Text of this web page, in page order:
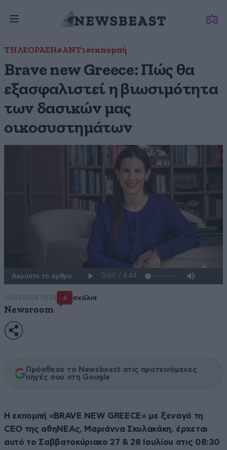
ΤΗΛΕΟΡΑΣΗ#ANT1#εκπομπή
Brave new Greece: Πώς θα
εξασφαλιστεί η βιωσιμότητα
των δασικών μας
οικοσυστημάτων
Ακούστε το άρθρο
24·07·2024 12:24 4 σχόλια
Newsroom
Πρόσθεσε το Newsbeast στις προτεινόμενες
πηγές σου στη Google
Η εκπομπή «BRAVE NEW GREECE» με ξεναγό τη
CEO της αθηΝΕΑς, Μαριάννα Σκυλακάκη, έρχεται
αυτό το Σαββατοκύριακο 27 & 28 Ιουλίου στις 08:30